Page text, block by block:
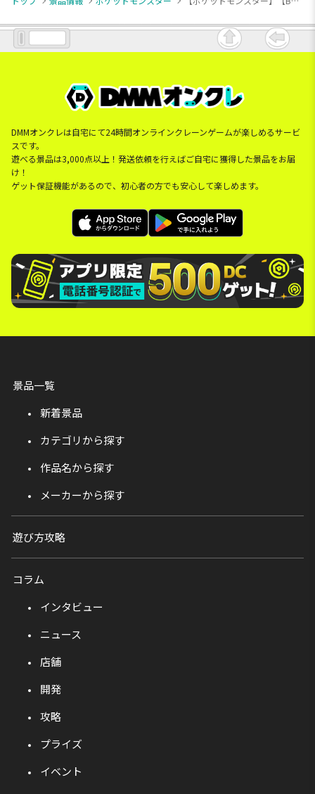
DMMオンクレは自宅にて24時間オンラインクレーンゲームが楽しめるサービ
スです。
遊べる景品は3,000点以上！発送依頼を行えばご自宅に獲得した景品をお届
け！
ゲット保証機能があるので、初心者の方でも安心して楽しめます。
景品一覧
新着景品
カテゴリから探す
作品名から探す
メーカーから探す
遊び方攻略
コラム
インタビュー
ニュース
店舗
開発
攻略
プライズ
イベント